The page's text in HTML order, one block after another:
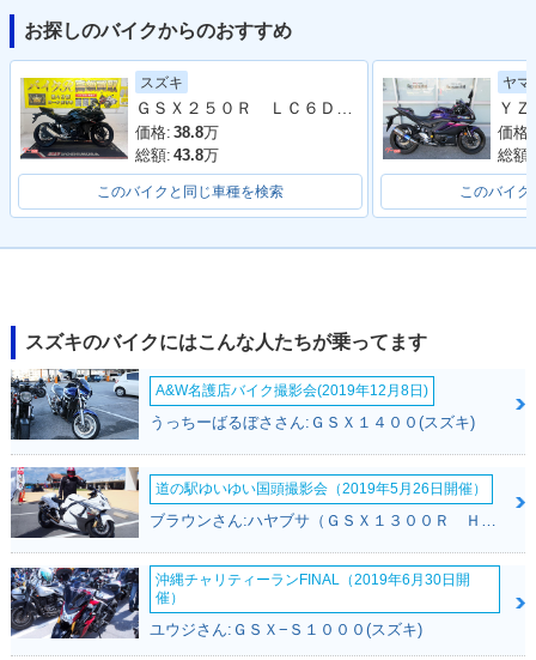
2021年 GIXXER SF
250・カラーチェン
ジ
2019年 GIXXER SF
250
お探しのバイクからのおすすめ
スズキ
価格: 38.8万
総額: 43.8万
このバイクと同じ車種を検索
ヤマ
価格:
総額:
このバイク
スズキのバイクにはこんな人たちが乗ってます
A&W名護店バイク撮影会(2019年12月8日)
うっちーばるぼささん:ＧＳＸ１４００(スズキ)
道の駅ゆいゆい国頭撮影会（2019年5月26日開催）
沖縄チャリティーランFINAL（2019年6月30日開
催）
ユウジさん:ＧＳＸ−Ｓ１０００(スズキ)